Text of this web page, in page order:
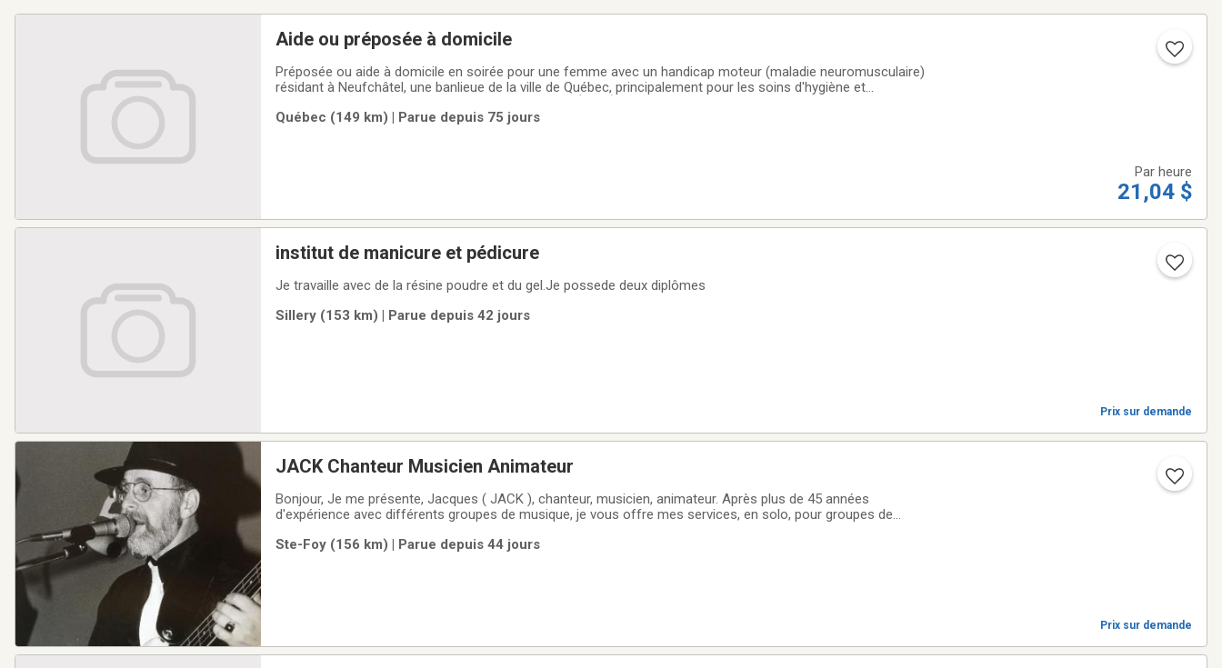
Aide ou préposée à domicile
Préposée ou aide à domicile en soirée pour une femme avec un handicap moteur (maladie neuromusculaire)
résidant à Neufchâtel, une banlieue de la ville de Québec, principalement pour les soins d'hygiène et
pour les soins d’hygiène.– Être non fumeuse
Québec (149 km) | Parue depuis 75 jours
Par heure
21,04 $
institut de manicure et pédicure
Je travaille avec de la résine poudre et du gel.Je possede deux diplômes
Sillery (153 km) | Parue depuis 42 jours
Prix sur demande
JACK Chanteur Musicien Animateur
Bonjour, Je me présente, Jacques ( JACK ), chanteur, musicien, animateur. Après plus de 45 années
d'expérience avec différents groupes de musique, je vous offre mes services, en solo, pour groupes de
pourrions regarder ensemble vos besoins pour
Ste-Foy (156 km) | Parue depuis 44 jours
Prix sur demande